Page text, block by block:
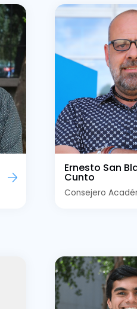
Ernesto San
Cunto
Consejero